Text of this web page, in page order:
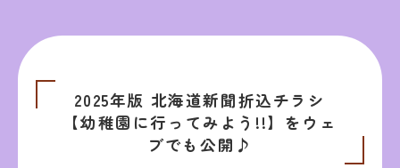
2025年版 北海道新聞折込チラシ
【幼稚園に行ってみよう!!】をウェ
ブでも公開♪